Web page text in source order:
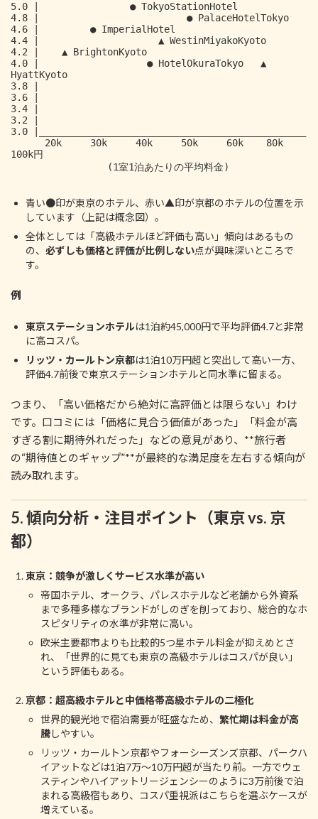
5.0 |                ● TokyoStationHotel
4.8 |                          ● PalaceHotelTokyo
4.6 |         ● ImperialHotel
4.4 |                     ▲ WestinMiyakoKyoto
4.2 |    ▲ BrightonKyoto
4.0 |                   ● HotelOkuraTokyo   ▲
HyattKyoto
3.8 |
3.6 |
3.4 |
3.2 |
3.0 |_______________________________________________
100k円
青い●印が東京のホテル、赤い▲印が京都のホテルの位置を示
しています（上記は概念図）。
全体としては「高級ホテルほど評価も高い」傾向はあるもの
の、 必ずしも価格と評価が比例しない点が興味深いところで
す。
例
東京ステーションホテルは1泊約45,000円で平均評価4.7と非常
に高コスパ。
リッツ・カールトン京都は1泊10万円超と突出して高い一方、
評価4.7前後で東京ステーションホテルと同水準に留まる。
つまり、「高い価格だから絶対に高評価とは限らない」わけ
です。口コミには「価格に見合う価値があった」「料金が高
すぎる割に期待外れだった」などの意見があり、**旅行者
の“期待値とのギャップ”**が最終的な満足度を左右する傾向が
読み取れます。
5. 傾向分析・注目ポイント（東京 vs. 京
都）
東京：競争が激しくサービス水準が高い
帝国ホテル、オークラ、パレスホテルなど老舗から外資系
まで多種多様なブランドがしのぎを削っており、総合的なホ
スピタリティの水準が非常に高い。
欧米主要都市よりも比較的5つ星ホテル料金が抑えめとさ
れ、「世界的に見ても東京の高級ホテルはコスパが良い」
という評価もある。
京都：超高級ホテルと中価格帯高級ホテルの二極化
世界的観光地で宿泊需要が旺盛なため、 繁忙期は料金が高
騰しやすい。
リッツ・カールトン京都やフォーシーズンズ京都、パークハ
イアットなどは1泊7万～10万円超が当たり前。一方でウェ
スティンやハイアットリージェンシーのように3万前後で泊
まれる高級宿もあり、コスパ重視派はこちらを選ぶケースが
増えている。